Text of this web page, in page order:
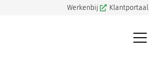
Werkenbij Klantportaal